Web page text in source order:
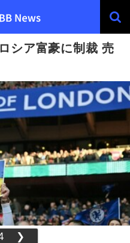
シア富豪に制裁 売
❯